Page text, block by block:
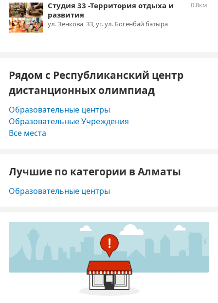
Студия 33 -Территория отдыха и
развития
0.8км
ул. Зенкова, 33, уг. ул. Богенбай батыра
Рядом с Республиканский центр
дистанционных олимпиад
Образовательные центры
Образовательные Учреждения
Все места
Лучшие по категории в Алматы
Образовательные центры